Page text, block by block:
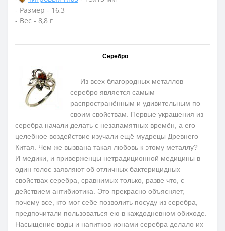
- Размер - 16,3
- Вес - 8,8 г
Серебро
Из всех благородных металлов
серебро является самым
распространённым и удивительным по
своим свойствам. Первые украшения из
серебра начали делать с незапамятных времён, а его
целебное воздействие изучали ещё мудрецы Древнего
Китая. Чем же вызвана такая любовь к этому металлу?
И медики, и приверженцы нетрадиционной медицины в
один голос заявляют об отличных бактерицидных
свойствах серебра, сравнимых только, разве что, с
действием антибиотика. Это прекрасно объясняет,
почему все, кто мог себе позволить посуду из серебра,
предпочитали пользоваться ею в каждодневном обиходе.
Насыщение воды и напитков ионами серебра делало их